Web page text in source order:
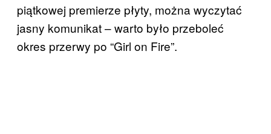
piątkowej premierze płyty, można wyczytać
jasny komunikat – warto było przeboleć
okres przerwy po “Girl on Fire”.